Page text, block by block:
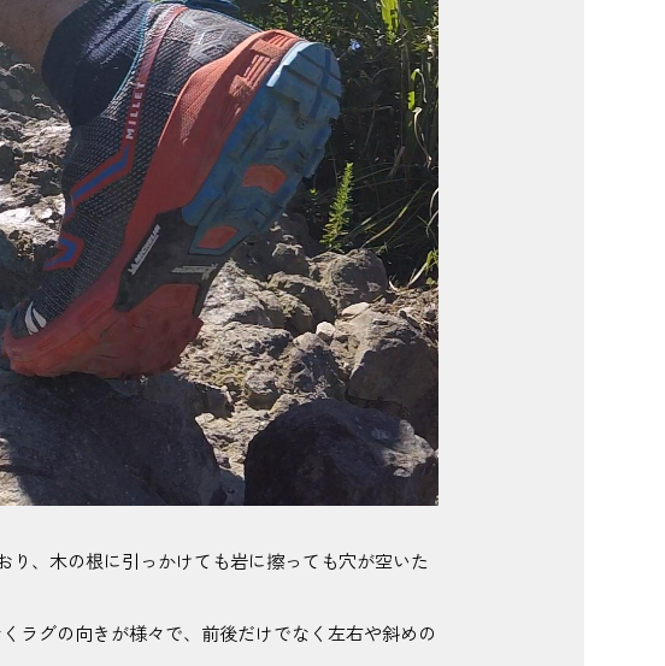
、木の根に引っかけても岩に擦っても穴が空いた
ラグの向きが様々で、前後だけでなく左右や斜めの